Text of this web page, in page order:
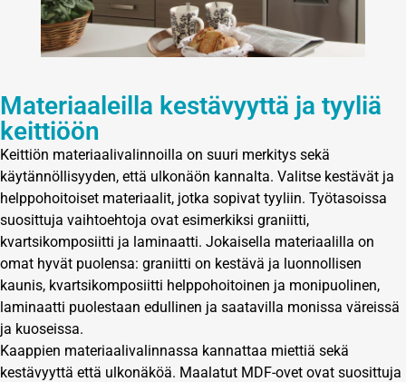
Materiaaleilla kestävyyttä ja tyyliä
keittiöön
Keittiön materiaalivalinnoilla on suuri merkitys sekä
käytännöllisyyden, että ulkonäön kannalta. Valitse kestävät ja
helppohoitoiset materiaalit, jotka sopivat tyyliin. Työtasoissa
suosittuja vaihtoehtoja ovat esimerkiksi graniitti,
kvartsikomposiitti ja laminaatti. Jokaisella materiaalilla on
omat hyvät puolensa: graniitti on kestävä ja luonnollisen
kaunis, kvartsikomposiitti helppohoitoinen ja monipuolinen,
laminaatti puolestaan edullinen ja saatavilla monissa väreissä
ja kuoseissa.
Kaappien materiaalivalinnassa kannattaa miettiä sekä
kestävyyttä että ulkonäköä. Maalatut MDF-ovet ovat suosittuja